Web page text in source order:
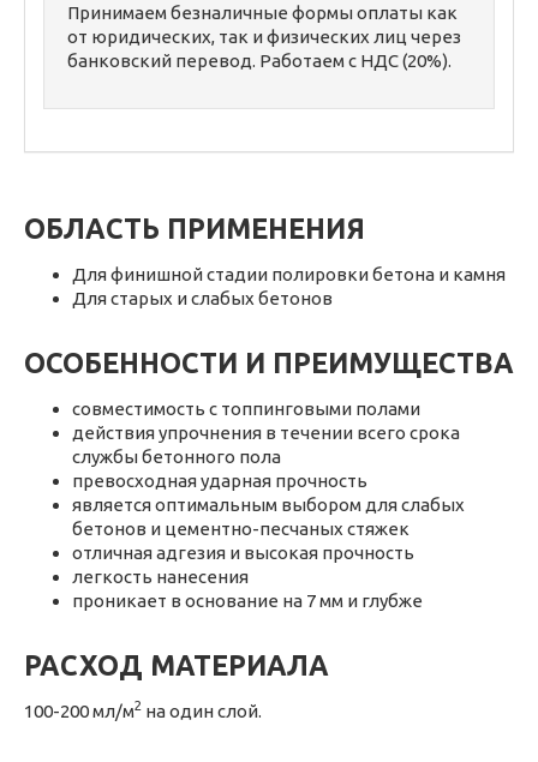
Принимаем безналичные формы оплаты как
от юридических, так и физических лиц через
банковский перевод. Работаем с НДС (20%).
ОБЛАСТЬ ПРИМЕНЕНИЯ
Для финишной стадии полировки бетона и камня
Для старых и слабых бетонов
ОСОБЕННОСТИ И ПРЕИМУЩЕСТВА
совместимость с топпинговыми полами
действия упрочнения в течении всего срока
службы бетонного пола
превосходная ударная прочность
является оптимальным выбором для слабых
бетонов и цементно-песчаных стяжек
отличная адгезия и высокая прочность
легкость нанесения
проникает в основание на 7 мм и глубже
РАСХОД МАТЕРИАЛА
100-200 мл/м2 на один слой.